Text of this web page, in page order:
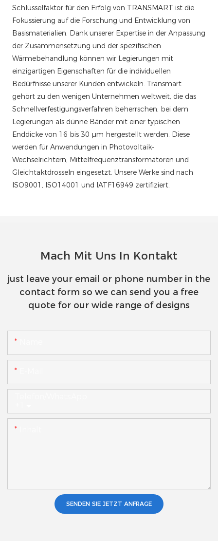
Schlüsselfaktor für den Erfolg von TRANSMART ist die
Fokussierung auf die Forschung und Entwicklung von
Basismaterialien. Dank unserer Expertise in der Anpassung
der Zusammensetzung und der spezifischen
Wärmebehandlung können wir Legierungen mit
einzigartigen Eigenschaften für die individuellen
Bedürfnisse unserer Kunden entwickeln. Transmart
gehört zu den wenigen Unternehmen weltweit, die das
Schnellverfestigungsverfahren beherrschen, bei dem
Legierungen als dünne Bänder mit einer typischen
Enddicke von 16 bis 30 µm hergestellt werden. Diese
werden für Anwendungen in Photovoltaik-
Wechselrichtern, Mittelfrequenztransformatoren und
Gleichtaktdrosseln eingesetzt. Unsere Werke sind nach
ISO9001, ISO14001 und IATF16949 zertifiziert.
Mach Mit Uns In Kontakt
just leave your email or phone number in the
contact form so we can send you a free
quote for our wide range of designs
SENDEN SIE JETZT ANFRAGE